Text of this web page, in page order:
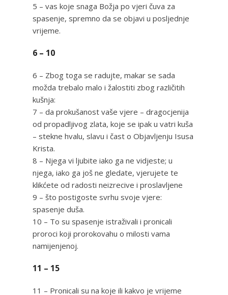
5 – vas koje snaga Božja po vjeri čuva za
spasenje, spremno da se objavi u posljednje
vrijeme.
6 – 10
6 – Zbog toga se radujte, makar se sada
možda trebalo malo i žalostiti zbog različitih
kušnja:
7 – da prokušanost vaše vjere – dragocjenija
od propadljivog zlata, koje se ipak u vatri kuša
– stekne hvalu, slavu i čast o Objavljenju Isusa
Krista.
8 – Njega vi ljubite iako ga ne vidjeste; u
njega, iako ga još ne gledate, vjerujete te
klikćete od radosti neizrecive i proslavljene
9 – što postigoste svrhu svoje vjere:
spasenje duša.
10 – To su spasenje istraživali i pronicali
proroci koji prorokovahu o milosti vama
namijenjenoj.
11 – 15
11 – Pronicali su na koje ili kakvo je vrijeme